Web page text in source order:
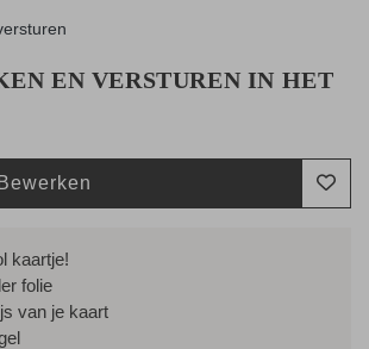
EN VERSTUREN IN HET
Bewerken
kaartje!
folie
van je kaart